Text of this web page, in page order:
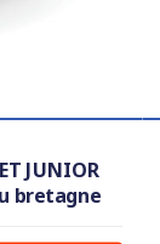
JUNIOR
bretagne